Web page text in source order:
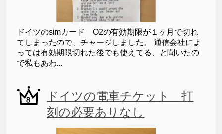
ドイツのsimカード O2の有効期限が１ヶ月で切れ
てしまったので、チャージしました。 通信会社によ
っては有効期限切れた後でも使えてる、と聞いたの
で私もあわ...
ドイツの電車チケット 打
刻の必要ありなし